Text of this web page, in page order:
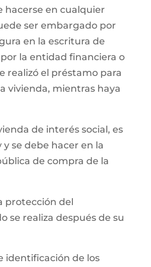
hacerse en cualquier
ser embargado por
en la escritura de
la entidad financiera o
realizó el préstamo para
vivienda, mientras haya
de interés social, es
se debe hacer en la
de compra de la
protección del
se realiza después de su
identificación de los